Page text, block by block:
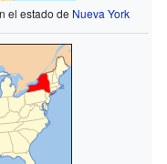
el estado de Nueva York